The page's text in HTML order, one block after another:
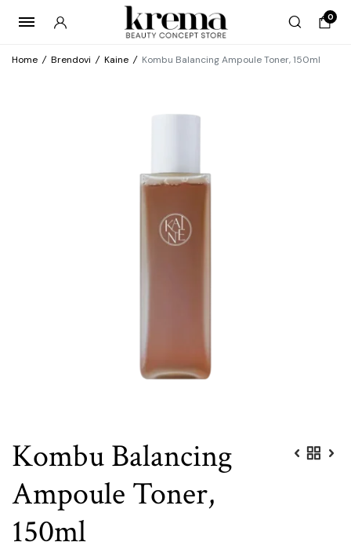
0
Home / Brendovi / Kaine / Kombu Balancing Ampoule Toner, 150ml
Kombu Balancing
Ampoule Toner,
150ml